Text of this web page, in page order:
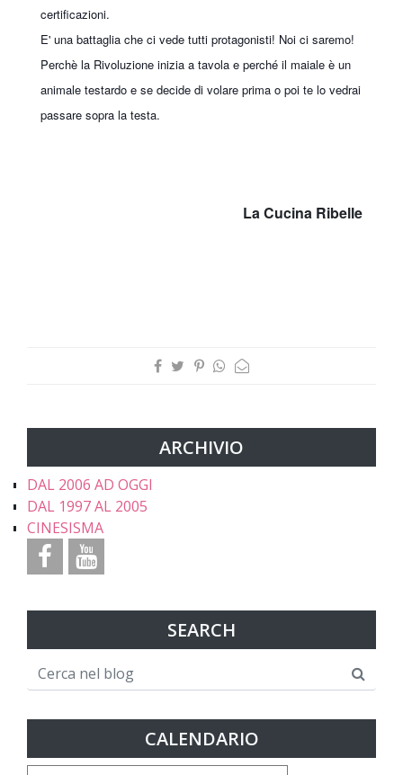
certificazioni.
E' una battaglia che ci vede tutti protagonisti! Noi ci saremo!
Perchè la Rivoluzione inizia a tavola e perché il maiale è un
animale testardo e se decide di volare prima o poi te lo vedrai
passare sopra la testa.
La Cucina Ribelle
ARCHIVIO
DAL 2006 AD OGGI
DAL 1997 AL 2005
CINESISMA
SEARCH
CALENDARIO